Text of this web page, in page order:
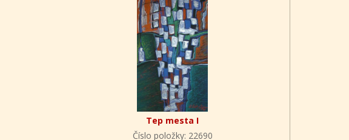
Tep mesta I
Číslo položky: 22690